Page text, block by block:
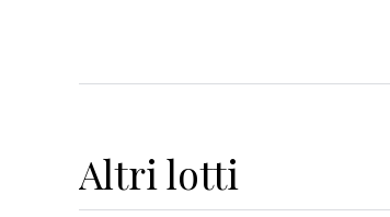
Altri lotti